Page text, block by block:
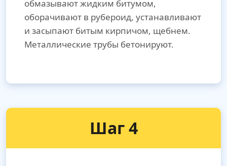
обмазывают жидким битумом,
оборачивают в рубероид, устанавливают
и засыпают битым кирпичом, щебнем.
Металлические трубы бетонируют.
Шаг 4